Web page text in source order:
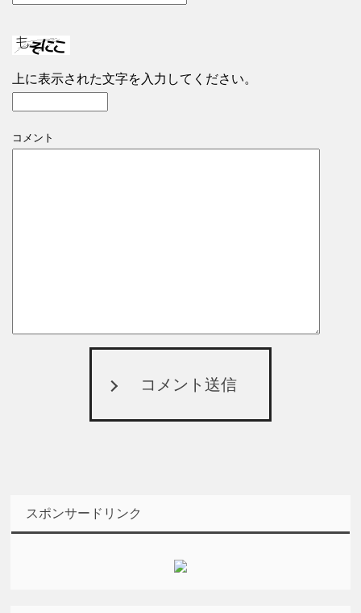
上に表示された文字を入力してください。
コメント
コメント送信
スポンサードリンク